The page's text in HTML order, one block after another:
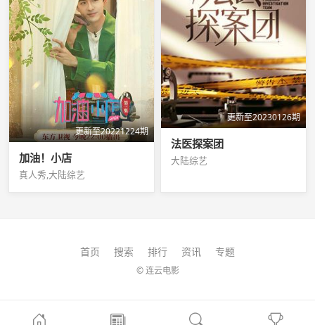
更新至20221224期
加油！小店
真人秀,大陆综艺
更新至20230126期
法医探案团
大陆综艺
首页 搜索 排行 资讯 专题
© 连云电影